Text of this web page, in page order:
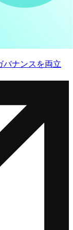
バナンスを両立